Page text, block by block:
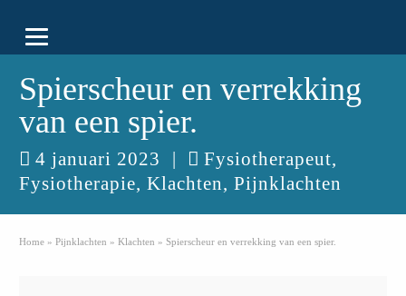
Spierscheur en verrekking
van een spier.
4 januari 2023 | Fysiotherapeut,
Fysiotherapie,Klachten,Pijnklachten
Home » Pijnklachten » Klachten » Spierscheur en verrekking van een spier.